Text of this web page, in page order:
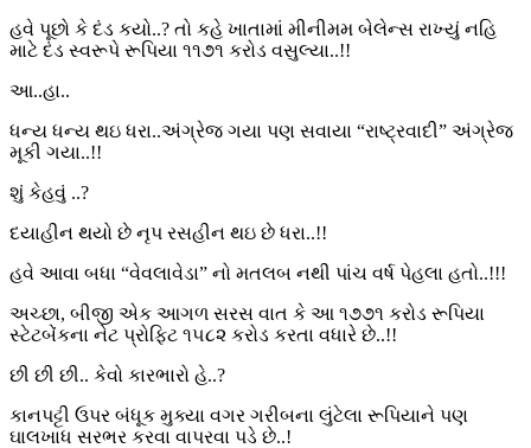
હવે પૂછો કે દંડ કયો..? તો કહે ખાતામાં મીનીમમ બેલેન્સ રાખ્યું નહિ
માટે દંડ સ્વરૂપે રૂપિયા ૧૧૭૧ કરોડ વસુલ્યા..!!
આ..હા..
ધન્ય ધન્ય થઇ ધરા..અંગ્રેજ ગયા પણ સવાયા “રાષ્ટ્રવાદી” અંગ્રેજ
મૂકી ગયા..!!
શું કેહવું ..?
દયાહીન થયો છે નૃપ રસહીન થઇ છે ધરા..!!
હવે આવા બધા “વેવલાવેડા” નો મતલબ નથી પાંચ વર્ષ પેહલા હતો..!!!
અચ્છા, બીજી એક આગળ સરસ વાત કે આ ૧૭૭૧ કરોડ રૂપિયા
સ્ટેટબેંકના નેટ પ્રોફિટ ૧૫૮૨ કરોડ કરતા વધારે છે..!!
છી છી છી.. કેવો કારભારો હે..?
કાનપટ્ટી ઉપર બંધૂક મુક્યા વગર ગરીબના લુંટેલા રૂપિયાને પણ
ઘાલખાધ સરભર કરવા વાપરવા પડે છે..!